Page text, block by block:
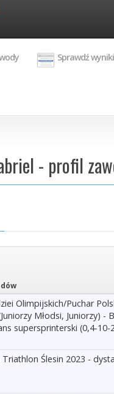
Sprawdź wyniki
- profil
Olimpijskich/Puchar
Młodsi, Juniorzy) -
supersprinterski (0,4-10-
Ślesin 2023 -